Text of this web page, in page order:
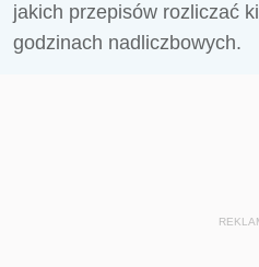
jakich przepisów rozliczać
godzinach nadliczbowych.